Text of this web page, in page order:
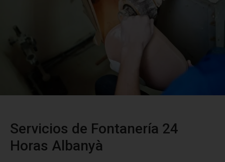
Servicios de Fontanería 24
Horas Albanyà